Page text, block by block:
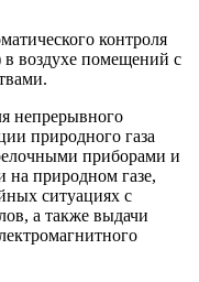
контроля
воздухе помещений с
непрерывного
природного газа
приборами и
природном газе,
ситуациях с
а также выдачи